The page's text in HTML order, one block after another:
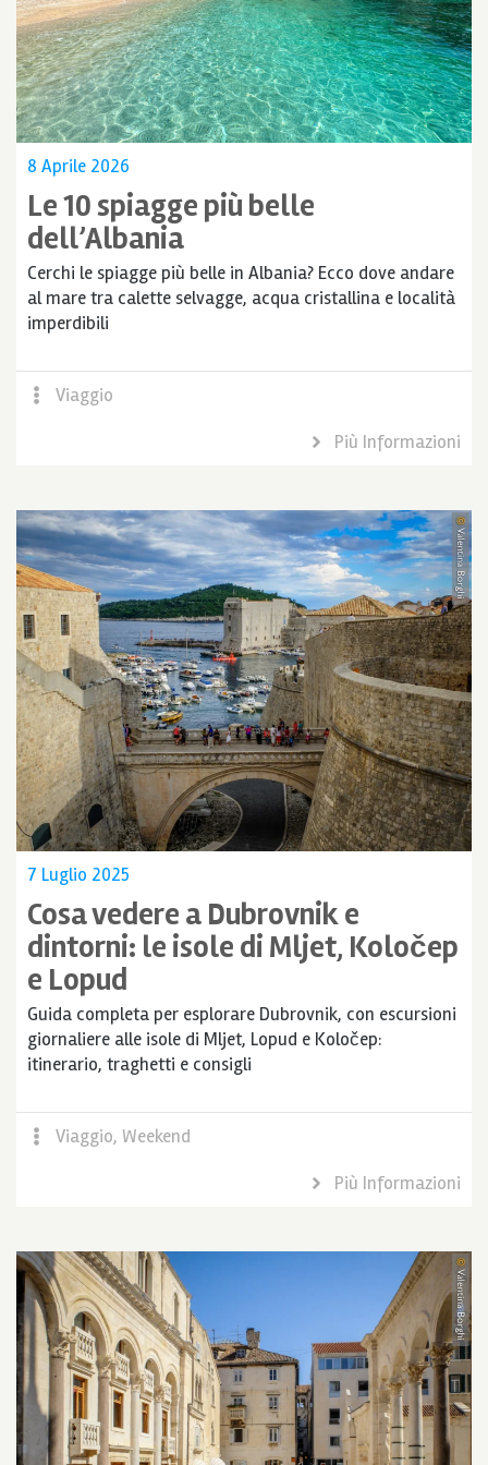
8 Aprile 2026
Le 10 spiagge più belle
dell’Albania
Cerchi le spiagge più belle in Albania? Ecco dove andare
al mare tra calette selvagge, acqua cristallina e località
imperdibili
Viaggio
Più Informazioni
7 Luglio 2025
Cosa vedere a Dubrovnik e
dintorni: le isole di Mljet, Koločep
e Lopud
Guida completa per esplorare Dubrovnik, con escursioni
giornaliere alle isole di Mljet, Lopud e Koločep:
itinerario, traghetti e consigli
Viaggio, Weekend
Più Informazioni